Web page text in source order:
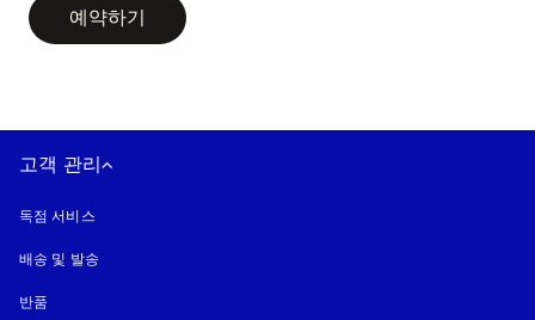
예약하기
고객 관리
독점 서비스
배송 및 발송
반품